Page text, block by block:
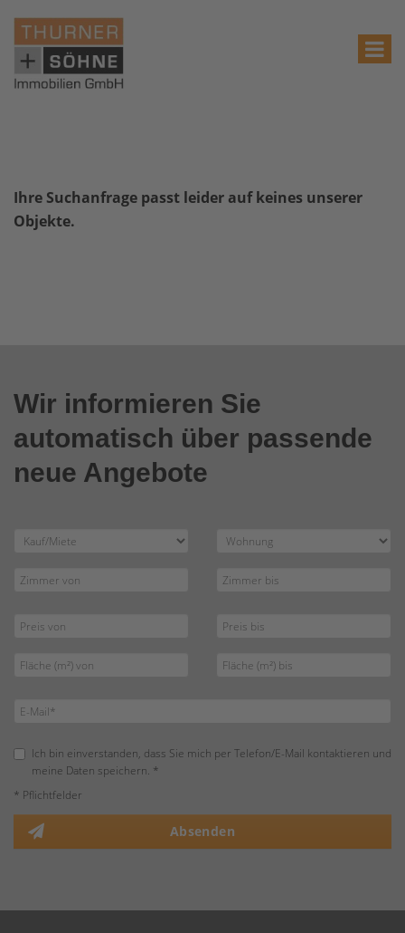
Ihre Suchanfrage passt leider auf keines unserer
Objekte.
Wir informieren Sie
automatisch über passende
neue Angebote
Ich bin einverstanden, dass Sie mich per Telefon/E-Mail kontaktieren und
meine Daten speichern. *
* Pflichtfelder
Absenden